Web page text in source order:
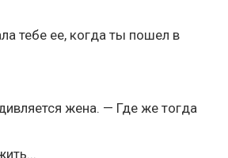
тебе ее, когда ты пошел в
жена. — Где же тогда